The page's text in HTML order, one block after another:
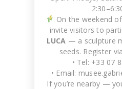
Ecdysis
WORK IN
On the weekend
invite visitors to
LUCA — a sculpture
seeds. Register
• Tel: +33 07
• Email:
If you’re nearby —